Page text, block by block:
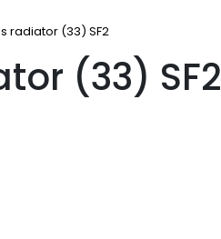
radiator (33) SF2
(33) SF2